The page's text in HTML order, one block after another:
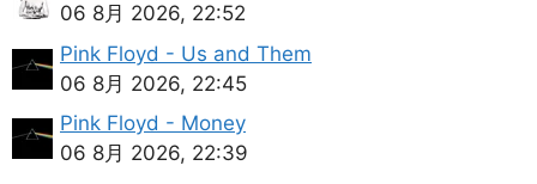
06 8月 2026, 22:52
Pink Floyd - Us and Them
06 8月 2026, 22:45
Pink Floyd - Money
06 8月 2026, 22:39